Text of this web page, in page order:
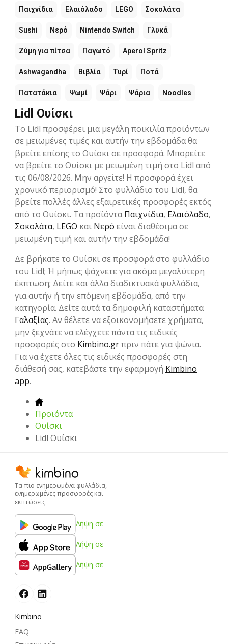
Παιχνίδια Ελαιόλαδο LEGO Σοκολάτα
Sushi Νερό Nintendo Switch Γλυκά
Ζύμη για πίτσα Παγωτό Aperol Spritz
Ashwagandha Βιβλία Τυρί Ποτά
Πατατάκια Ψωμί Ψάρι Ψάρια Noodles
Lidl Ουίσκι
Το Lidl προσφέρει μια μεγάλη ποικιλία προϊόντων
σε μειωμένες τιμές και αυτήν την εβδομάδα θα
βρείτε επίσης το Ουίσκι σε προσφορά. Μπορείτε
να βρείτε το Ουίσκι με μειωμένη τιμή στο Lidl από
τις 06/08/2026. Μην αργείτε! Η προσφορά έχει
χρονικό περιορισμό! Στο φυλλάδιο του Lidl, θα
βρείτε πολλές άλλες εξαιρετικές προσφορές εκτός
από το Ουίσκι. Τα προϊόνταΠαιχνίδια, Ελαιόλαδο,
Σοκολάτα, LEGO και Νερό είναι διαθέσιμα σε
μειωμένη τιμή και αυτήν την εβδομάδα!
Δε βρήκατε το Ουίσκι σε προσφορά στο φυλλάδιο
του Lidl; Ή μήπως ψάχνετε για ακόμα μεγαλύτερη
έκπτωση; Δείτε και άλλα διαδικτυακά φυλλάδια,
για αυτήν ή την επόμενη εβδομάδα, από την
κατηγορία. Δείτε αυτά τα δημοφιλή καταστήματα
Γαλαξίας. Αν θέλετε να εξοικονομήσετε χρήματα,
μην ξεχνάτε να ελέγχετε πάντα τις ειδικές
προσφορές στο Kimbino.grπριν πάτε για ψώνια.
Για να έχετε όλες τις ειδικές προσφορές στη
διάθεσή σας, κατεβάστε την εφαρμογή Kimbino
app.
Προϊόντα
Ουίσκι
Lidl Ουίσκι
Τα πιο ενημερωμένα φυλλάδια,
ενημερωμένες προσφορές και
εκπτώσεις
Λήψη σε
Λήψη σε
Λήψη σε
Kimbino
FAQ